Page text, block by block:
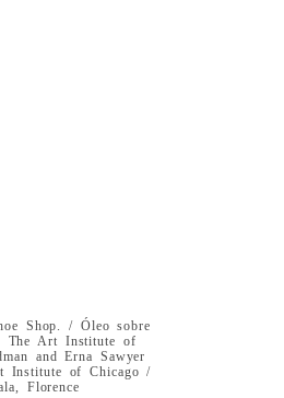
Shop. / Óleo sobre
The Art Institute of
and Erna Sawyer
Institute of Chicago /
Florence